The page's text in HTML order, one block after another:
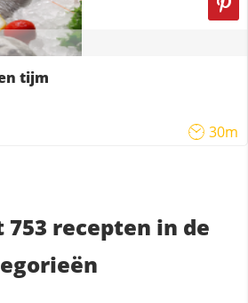
tijm
30m
recepten in de